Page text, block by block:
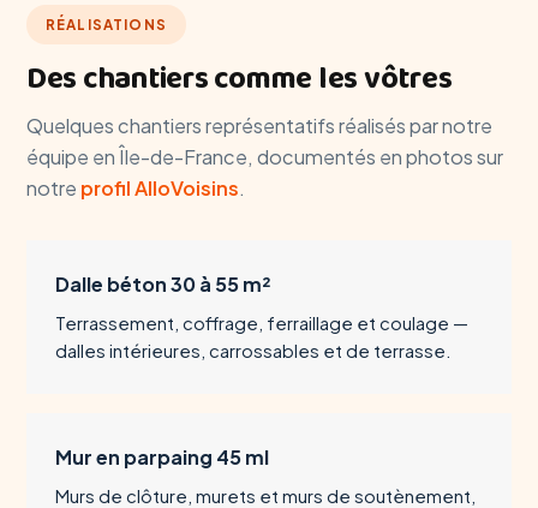
RÉALISATIONS
Des chantiers comme les vôtres
Quelques chantiers représentatifs réalisés par notre
équipe en Île-de-France, documentés en photos sur
notre profil AlloVoisins.
Dalle béton 30 à 55 m²
Terrassement, coffrage, ferraillage et coulage —
dalles intérieures, carrossables et de terrasse.
Mur en parpaing 45 ml
Murs de clôture, murets et murs de soutènement,